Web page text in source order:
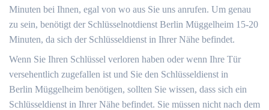
Minuten bei Ihnen, egal von wo aus Sie uns anrufen. Um genau
zu sein, benötigt der Schlüsselnotdienst Berlin Müggelheim 15-20
Minuten, da sich der Schlüsseldienst in Ihrer Nähe befindet.
Wenn Sie Ihren Schlüssel verloren haben oder wenn Ihre Tür
versehentlich zugefallen ist und Sie den Schlüsseldienst in
Berlin Müggelheim benötigen, sollten Sie wissen, dass sich ein
Schlüsseldienst in Ihrer Nähe befindet. Sie müssen nicht nach dem